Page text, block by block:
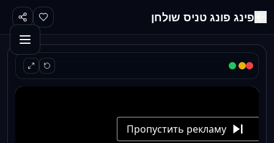
פינג פונג טניס שולחן